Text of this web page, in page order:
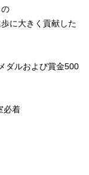
の
に大きく貢献した
ダルおよび賞金500
必着